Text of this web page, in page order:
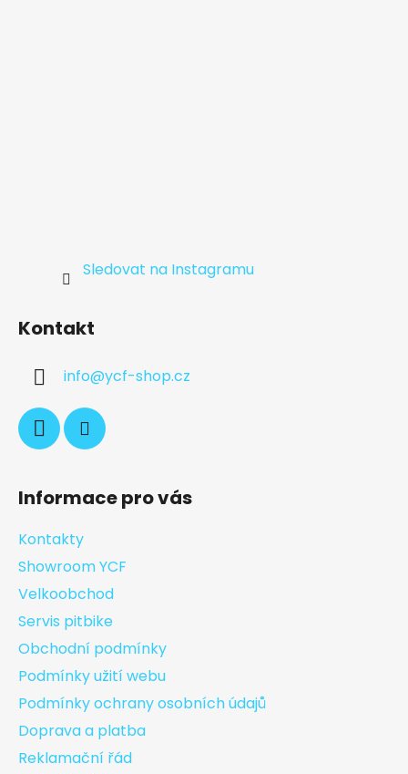
Sledovat na Instagramu
Kontakt
info@ycf-shop.cz
Informace pro vás
Kontakty
Showroom YCF
Velkoobchod
Servis pitbike
Obchodní podmínky
Podmínky užití webu
Podmínky ochrany osobních údajů
Doprava a platba
Reklamační řád